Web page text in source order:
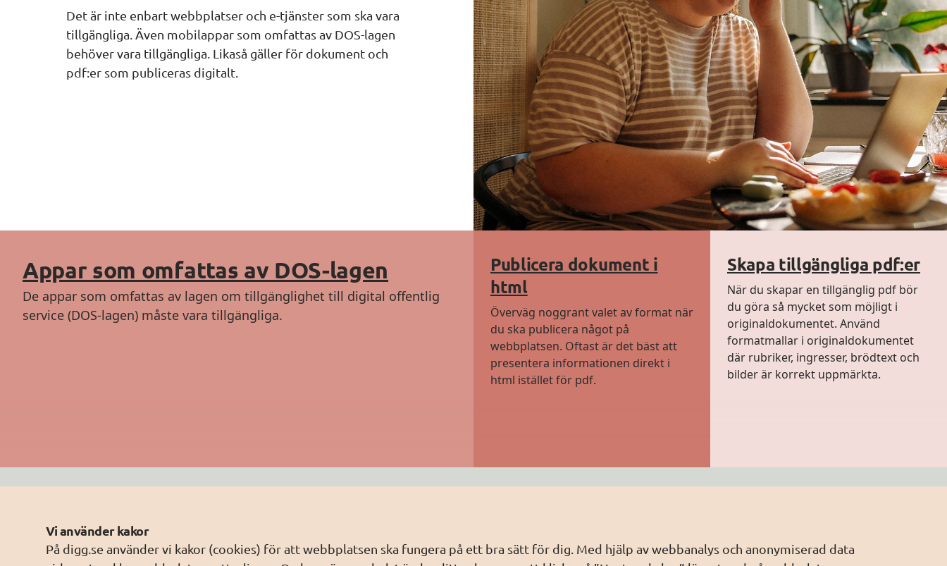
Vi använder kakor
På digg.se använder vi kakor (cookies) för att webbplatsen ska fungera på ett bra sätt för dig. Med hjälp av webbanalys och anonymiserad data
Det är inte enbart webbplatser och e-tjänster som ska vara
tillgängliga. Även mobilappar som omfattas av DOS-lagen
behöver vara tillgängliga. Likaså gäller för dokument och
pdf:er som publiceras digitalt.
Appar som omfattas av DOS-lagen
De appar som omfattas av lagen om tillgänglighet till digital offentlig
service (DOS-lagen) måste vara tillgängliga.
Publicera dokument i
html
Överväg noggrant valet av format när
du ska publicera något på
webbplatsen. Oftast är det bäst att
presentera informationen direkt i
html istället för pdf.
Skapa tillgängliga pdf:er
När du skapar en tillgänglig pdf bör
du göra så mycket som möjligt i
originaldokumentet. Använd
formatmallar i originaldokumentet
där rubriker, ingresser, brödtext och
bilder är korrekt uppmärkta.
EN 301 549 och WCAG
Om webbplatsen